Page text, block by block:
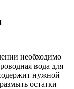
необходимо
вода для
нужной
остатки